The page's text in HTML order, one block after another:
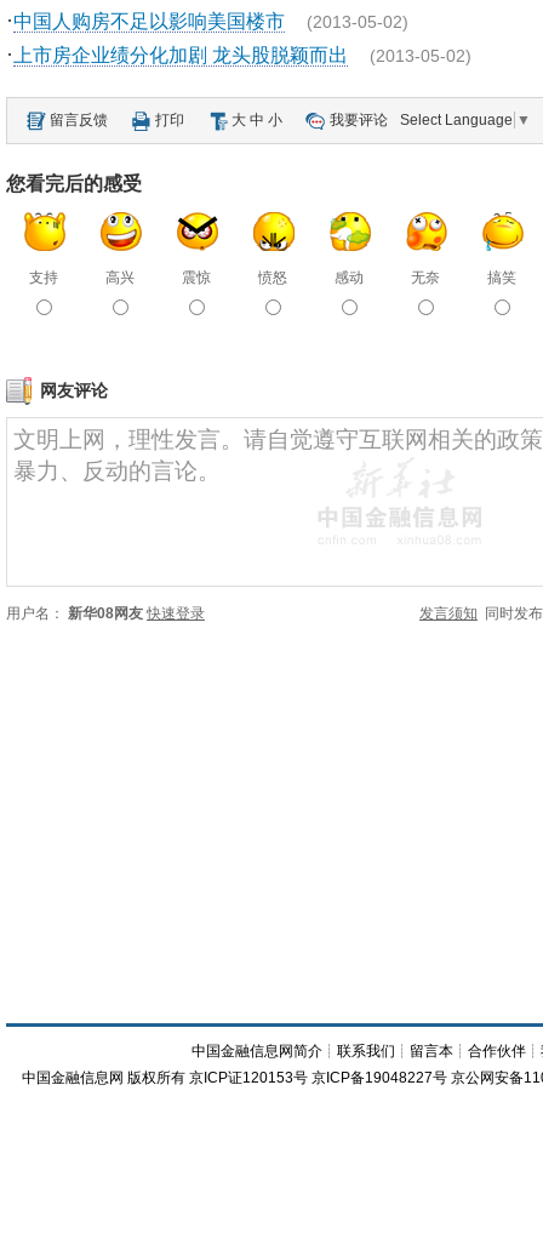
·中国人购房不足以影响美国楼市 (2013-05-02)
· 上市房企业绩分化加剧 龙头股脱颖而出 (2013-05-02)
留言反馈 打印 大 中 小 我要评论 Select Language ▼
您看完后的感受
支持 高兴 震惊 愤怒 感动 无奈 搞笑
网友评论
用户名： 新华08网友 快速登录 发言须知 同时发
中国金融信息网简介 ┊联系我们 ┊ 留言本 ┊合作伙伴 ┊
中国金融信息网 版权所有 京ICP证120153号 京ICP备19048227号 京公网安备